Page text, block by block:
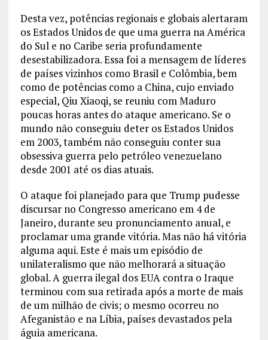
Desta vez, potências regionais e globais alertaram
os Estados Unidos de que uma guerra na América
do Sul e no Caribe seria profundamente
desestabilizadora. Essa foi a mensagem de líderes
de países vizinhos como Brasil e Colômbia, bem
como de potências como a China, cujo enviado
especial, Qiu Xiaoqi, se reuniu com Maduro
poucas horas antes do ataque americano. Se o
mundo não conseguiu deter os Estados Unidos
em 2003, também não conseguiu conter sua
obsessiva guerra pelo petróleo venezuelano
desde 2001 até os dias atuais.
O ataque foi planejado para que Trump pudesse
discursar no Congresso americano em 4 de
Janeiro, durante seu pronunciamento anual, e
proclamar uma grande vitória. Mas não há vitória
alguma aqui. Este é mais um episódio de
unilateralismo que não melhorará a situação
global. A guerra ilegal dos EUA contra o Iraque
terminou com sua retirada após a morte de mais
de um milhão de civis; o mesmo ocorreu no
Afeganistão e na Líbia, países devastados pela
águia americana.